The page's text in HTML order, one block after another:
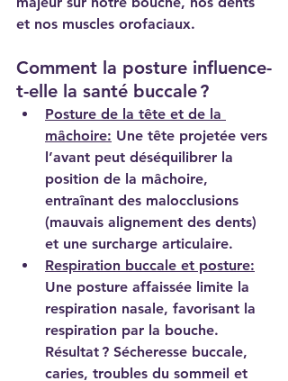
et nos muscles orofaciaux.
Comment la posture influence-
t-elle la santé buccale ?
Posture de la tête et de la
mâchoire: Une tête projetée vers
l’avant peut déséquilibrer la
position de la mâchoire,
entraînant des malocclusions
(mauvais alignement des dents)
et une surcharge articulaire.
Respiration buccale et posture:
Une posture affaissée limite la
respiration nasale, favorisant la
respiration par la bouche.
Résultat ? Sécheresse buccale,
caries, troubles du sommeil et